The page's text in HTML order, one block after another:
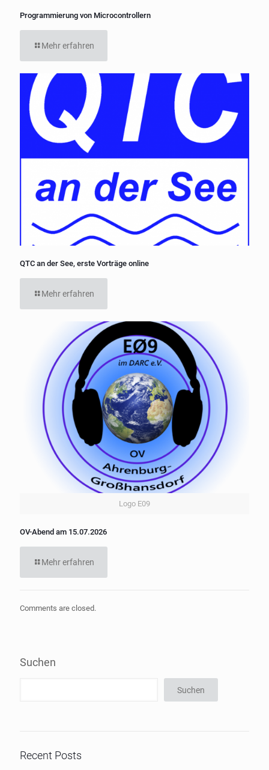
Programmierung von Microcontrollern
Mehr erfahren
QTC an der See, erste Vorträge online
Mehr erfahren
Logo E09
OV-Abend am 15.07.2026
Mehr erfahren
Comments are closed.
Suchen
Suchen
Recent Posts